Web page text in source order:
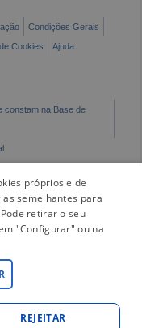
Condições Gerais
Cookies Ajuda
constam na Base de
próprios e de
semelhantes para
retirar o seu
"Configurar" ou na
REJEITAR